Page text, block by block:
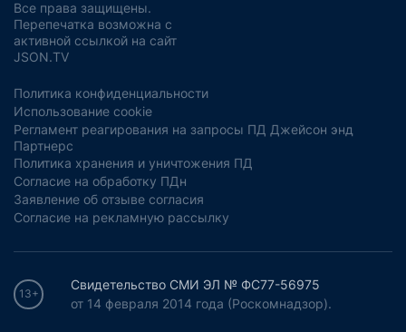
Все права защищены.
Перепечатка возможна с
активной ссылкой на сайт
JSON.TV
Политика конфиденциальности
Использование cookie
Регламент реагирования на запросы ПД Джейсон энд
Партнерс
Политика хранения и уничтожения ПД
Согласие на обработку ПДн
Заявление об отзыве согласия
Согласие на рекламную рассылку
13+
Свидетельство СМИ ЭЛ № ФС77-56975
от 14 февраля 2014 года (Роскомнадзор).